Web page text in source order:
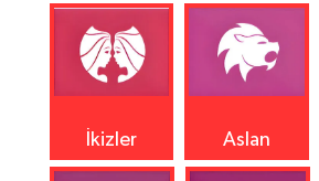
İkizler Aslan